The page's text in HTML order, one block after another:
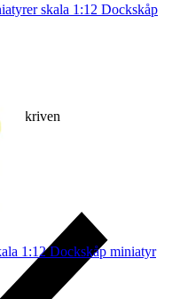
beskriven
skala 1:12 Dockskåp
1:12 Dockskåp miniatyr